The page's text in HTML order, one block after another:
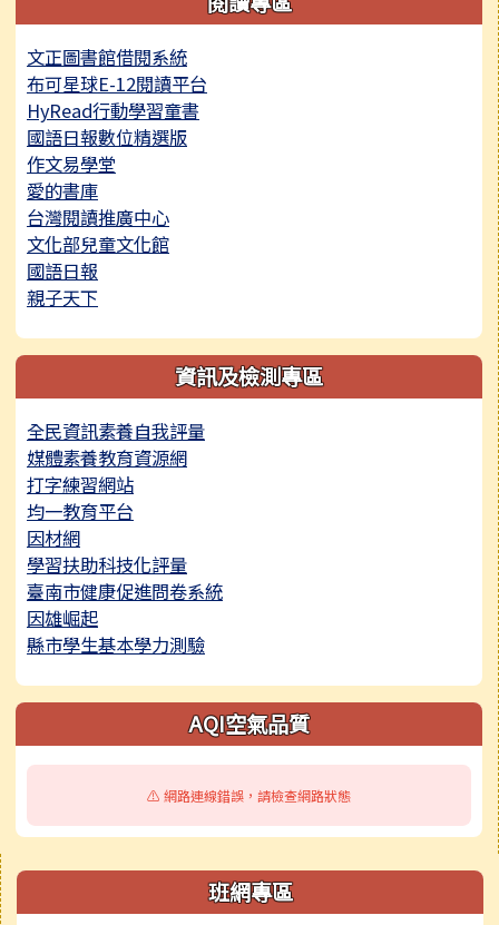
文正圖書館借閱系統
布可星球E-12閱讀平台
HyRead行動學習童書
國語日報數位精選版
作文易學堂
愛的書庫
台灣閱讀推廣中心
文化部兒童文化館
國語日報
親子天下
資訊及檢測專區
全民資訊素養自我評量
媒體素養教育資源網
打字練習網站
均一教育平台
因材網
學習扶助科技化評量
臺南市健康促進問卷系統
因雄崛起
縣市學生基本學力測驗
AQI空氣品質
⚠️ 網路連線錯誤，請檢查網路狀態
右邊區域內容 班網專區